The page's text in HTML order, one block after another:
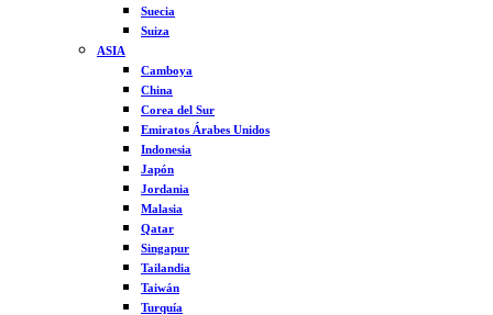
Suecia
Suiza
ASIA
Camboya
China
Corea del Sur
Emiratos Árabes Unidos
Indonesia
Japón
Jordania
Malasia
Qatar
Singapur
Tailandia
Taiwán
Turquía